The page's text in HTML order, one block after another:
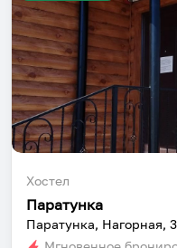
Хостел
Паратунка
Паратунка, Нагорная,